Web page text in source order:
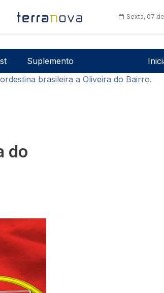
Sexta, 07
Suplemento
brasileira a Oliveira do Bairro.
do